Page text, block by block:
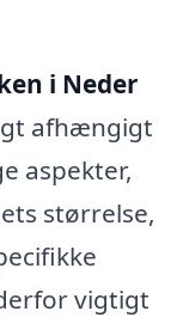
i Neder
afhængigt
aspekter,
størrelse,
vigtigt